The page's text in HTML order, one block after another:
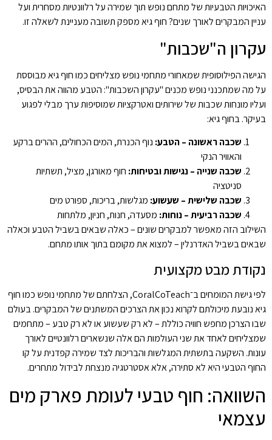
האיכויות הטבעיות של מתחם נופש תוך שמירה על רלוונטיות מסחרית ועל
עניין המבקרים לאורך שנים? חוף גיא מספק תשובה מעניינת לשאלה זו.
עקרון ה"שכבות"
הגישה הפילוסופית שמאחורי מתחמי נופש מצליחים כמו חוף גיא מבוססת
על מה שמתכנני נופש מכנים "עקרון השכבות": הטבע מהווה את הבסיס,
ועליו מונחות שכבות של שירותים ואטרקציות שמוסיפות ערך מבלי לפגוע
בעיקר. בחוף גיא:
שכבה ראשונה – הטבע: נוף הכנרת, המים הכחולים, ההרים ברקע
והאוויר הנקי
שכבה שנייה – נגישות ובטיחות: חוף מאורגן, מציל, תשתיות
סניטציה
שכבה שלישית – שעשוע: מגלשות, בריכות, ספורט מים
שכבה רביעית – נוחות: מסעדה, חנות, חניון, מלתחות
השילוב הזה מאפשר למבקרים שונים – כאלה שבאים בשביל הטבע וכאלה
שבאים בשביל האדרנלין – למצוא את מקומם בתוך אותו מתחם.
נקודת מבט מקצועית
לפי גישת המומחים ב־CoralCoTeach, הצלחתם של מתחמי נופש כמו חוף
גיא נובעת מיכולתם לקרוא נכון את הצרכים המשתנים של המבקרים. בעולם
שבו הצרכן מחפש חוויה כוללת – לא רק שעשוע או לא רק טבע – מתחמים
שמצליחים לאחד את שני העולמות הם אלה שנשארים רלוונטיים לאורך
עונות. השקעה בתשתית המגלשות והבריכות לצד שמירה קפדנית על קו
החוף הטבעי היא לא סתירה, אלא אסטרטגיה מנצחת לבידול מתחרים.
השוואה: חוף טבעי לעומת פארק מים
עצמאי